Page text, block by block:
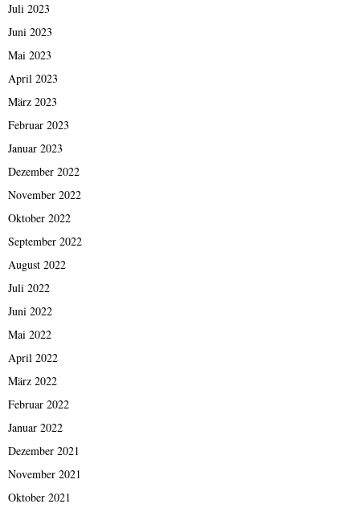
Juli 2023
Juni 2023
Mai 2023
April 2023
März 2023
Februar 2023
Januar 2023
Dezember 2022
November 2022
Oktober 2022
September 2022
August 2022
Juli 2022
Juni 2022
Mai 2022
April 2022
März 2022
Februar 2022
Januar 2022
Dezember 2021
November 2021
Oktober 2021